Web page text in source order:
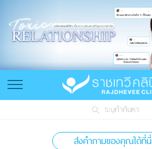
ระบุคำค้นหา
ส่งคำถามของคุณได้ที่นี่